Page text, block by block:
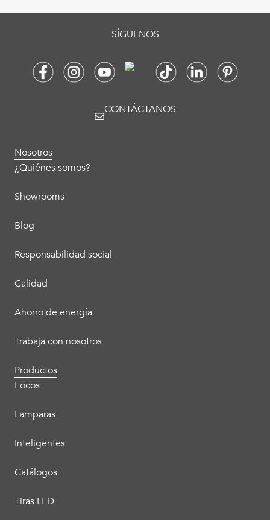
Nosotros
¿Quiénes somos?
Showrooms
Blog
Responsabilidad social
Calidad
Ahorro de energía
Trabaja con nosotros
Productos
Focos
Lamparas
Inteligentes
Catálogos
Tiras LED
SÍGUENOS
CONTÁCTANOS